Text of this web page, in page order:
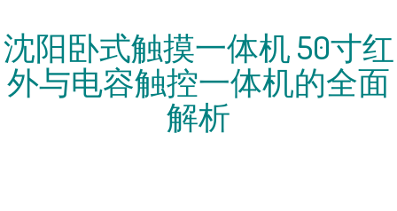
沈阳卧式触摸一体机 50寸红
外与电容触控一体机的全面
解析